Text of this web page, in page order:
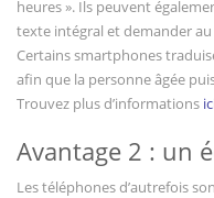
heures ». Ils peuvent
texte intégral et demander
Certains smartphones
afin que la personne âgée
Trouvez plus d’informations
Avantage 2 : un
Les téléphones d’autrefois